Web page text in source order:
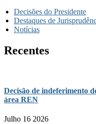
Decisões do Presidente
Destaques de
Notícias
Recentes
Decisão de indeferimento
área REN
Julho 16 2026